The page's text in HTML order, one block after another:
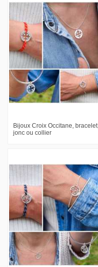
Bijoux Croix Occitane, bracelet,
jonc ou collier